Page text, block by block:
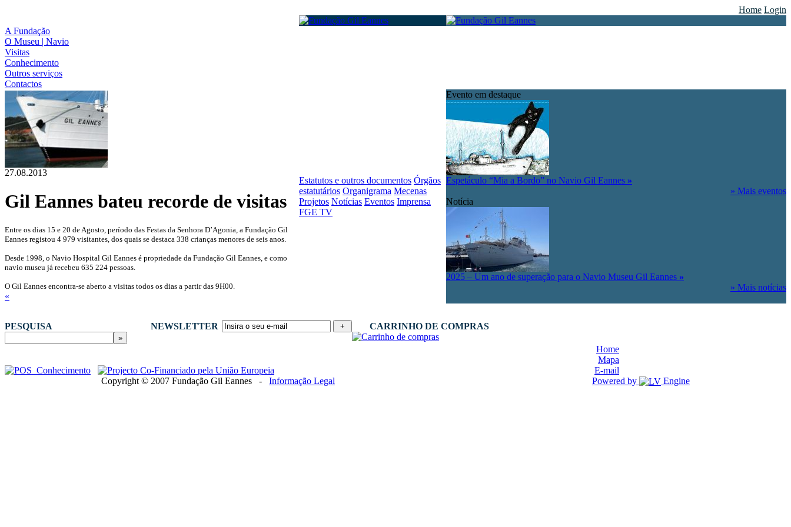
Home Login
A Fundação
O Museu | Navio
Visitas
Conhecimento
Outros serviços
Contactos
27.08.2013
Gil Eannes bateu recorde de visitas
Entre os dias 15 e 20 de Agosto, período das Festas da Senhora D’Agonia, a Fundação Gil
Eannes registou 4 979 visitantes, dos quais se destaca 338 crianças menores de seis anos.
Desde 1998, o Navio Hospital Gil Eannes é propriedade da Fundação Gil Eannes, e como
navio museu já recebeu 635 224 pessoas.
O Gil Eannes encontra-se aberto a visitas todos os dias a partir das 9H00.
«
Estatutos e outros documentos Órgãos
estatutários Organigrama Mecenas
Projetos Notícias Eventos Imprensa
FGE TV
Evento em destaque
Espetáculo “Mia a Bordo” no Navio Gil Eannes »
» Mais eventos
Notícia
2025 – Um ano de superação para o Navio Museu Gil Eannes »
» Mais notícias
PESQUISA NEWSLETTER CARRINHO DE COMPRAS
Home
Mapa
E-mail
Copyright © 2007 Fundação Gil Eannes - Informação Legal Powered by Engine